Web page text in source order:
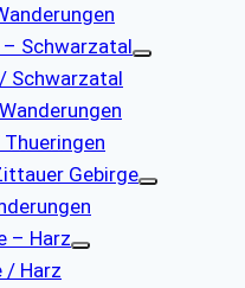
Schwarzatal
Schwarzatal
Gebirge
– Harz
/ Harz